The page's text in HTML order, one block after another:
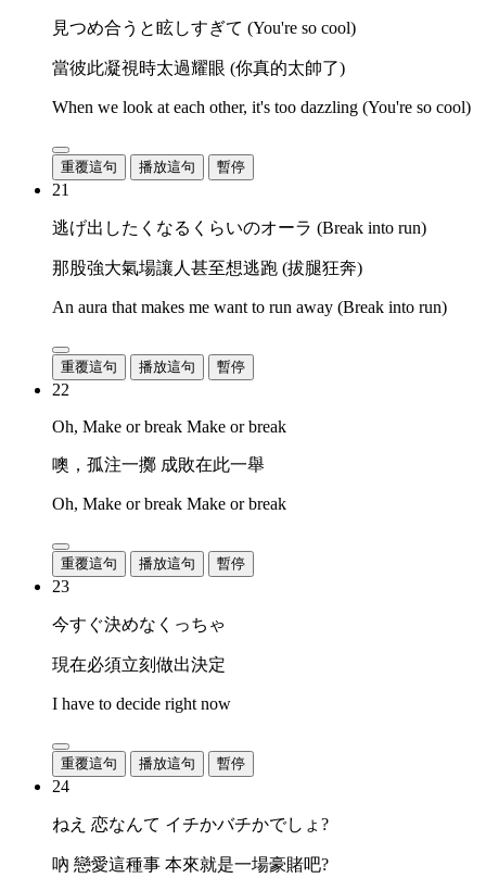
見つめ合うと眩しすぎて (You're so cool)
當彼此凝視時太過耀眼 (你真的太帥了)
When we look at each other, it's too dazzling (You're so cool)
重覆這句 播放這句 暫停
21
逃げ出したくなるくらいのオーラ (Break into run)
那股強大氣場讓人甚至想逃跑 (拔腿狂奔)
An aura that makes me want to run away (Break into run)
重覆這句 播放這句 暫停
22
Oh, Make or break Make or break
噢，孤注一擲 成敗在此一舉
Oh, Make or break Make or break
重覆這句 播放這句 暫停
23
今すぐ決めなくっちゃ
現在必須立刻做出決定
I have to decide right now
重覆這句 播放這句 暫停
24
ねえ 恋なんて イチかバチかでしょ?
吶 戀愛這種事 本來就是一場豪賭吧?